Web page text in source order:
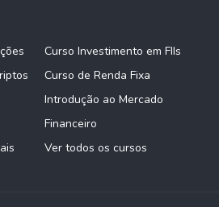
Curso Investimento em FIIs
Curso de Renda Fixa
Introdução ao Mercado
Financeiro
Ver todos os cursos